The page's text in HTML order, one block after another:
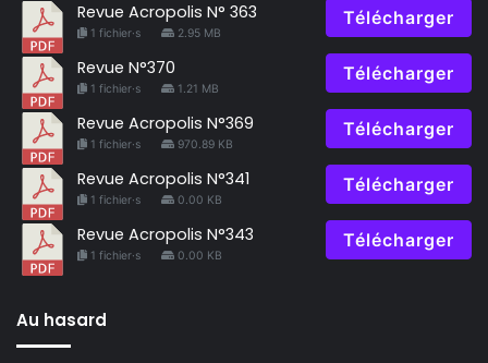
Revue Acropolis N° 363
1 fichier·s 2.95 MB
Télécharger
Revue N°370
1 fichier·s 1.21 MB
Télécharger
Revue Acropolis N°369
1 fichier·s 970.89 KB
Télécharger
Revue Acropolis N°341
1 fichier·s 0.00 KB
Télécharger
Revue Acropolis N°343
1 fichier·s 0.00 KB
Télécharger
Au hasard